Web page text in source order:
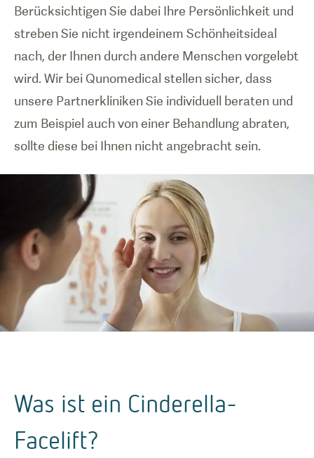
Berücksichtigen Sie dabei Ihre Persönlichkeit und
streben Sie nicht irgendeinem Schönheitsideal
nach, der Ihnen durch andere Menschen vorgelebt
wird. Wir bei Qunomedical stellen sicher, dass
unsere Partnerkliniken Sie individuell beraten und
zum Beispiel auch von einer Behandlung abraten,
sollte diese bei Ihnen nicht angebracht sein.
Was ist ein Cinderella-
Facelift?